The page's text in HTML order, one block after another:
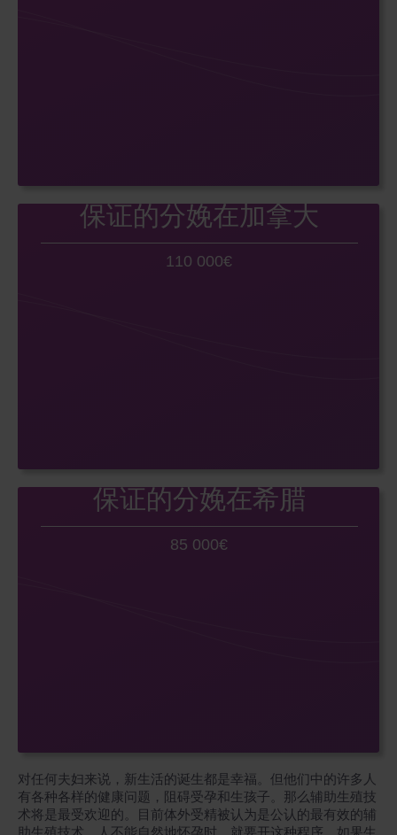
保证的分娩在加拿大
110 000€
保证的分娩在希腊
85 000€
对任何夫妇来说，新生活的诞生都是幸福。但他们中的许多人
有各种各样的健康问题，阻碍受孕和生孩子。那么辅助生殖技
术将是最受欢迎的。目前体外受精被认为是公认的最有效的辅